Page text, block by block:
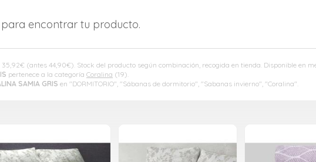
35,92€ (antes 44,90€). Stock del producto según combinación, recogida en tienda. Disponible en
pertenece a la categoría Coralina (19).
SAMIA GRIS en "DORMITORIO", "Sábanas de dormitorio", "Sabanas invierno", "Coralina".
encontrar tu producto.